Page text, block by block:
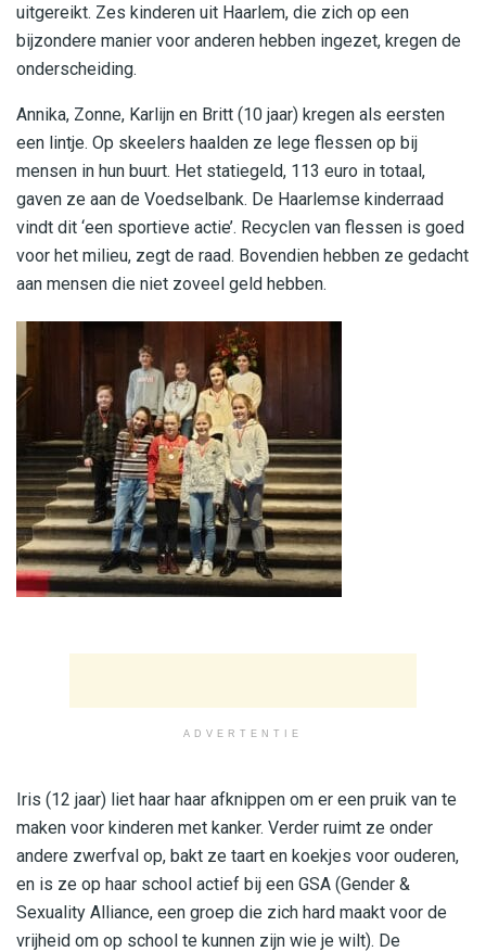
uitgereikt. Zes kinderen uit Haarlem, die zich op een
bijzondere manier voor anderen hebben ingezet, kregen de
onderscheiding.
Annika, Zonne, Karlijn en Britt (10 jaar) kregen als eersten
een lintje. Op skeelers haalden ze lege flessen op bij
mensen in hun buurt. Het statiegeld, 113 euro in totaal,
gaven ze aan de Voedselbank. De Haarlemse kinderraad
vindt dit ‘een sportieve actie’. Recyclen van flessen is goed
voor het milieu, zegt de raad. Bovendien hebben ze gedacht
aan mensen die niet zoveel geld hebben.
ADVERTENTIE
Iris (12 jaar) liet haar haar afknippen om er een pruik van te
maken voor kinderen met kanker. Verder ruimt ze onder
andere zwerfval op, bakt ze taart en koekjes voor ouderen,
en is ze op haar school actief bij een GSA (Gender &
Sexuality Alliance, een groep die zich hard maakt voor de
vrijheid om op school te kunnen zijn wie je wilt). De